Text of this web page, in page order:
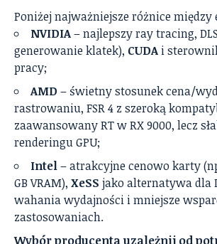
Poniżej najważniejsze różnice
NVIDIA– najlepszy ray tracing,
generowanie klatek), CUDA i
pracy;
AMD – świetny stosunek cena/
rastrowaniu, FSR 4 z szeroką
zaawansowany RT w RX 9000, lecz
renderingu GPU;
Intel– atrakcyjne cenowo karty
GB VRAM), XeSS jako alternatywa dla
wahania wydajności i mniejsze
zastosowaniach.
Wybór producenta uzależnij od